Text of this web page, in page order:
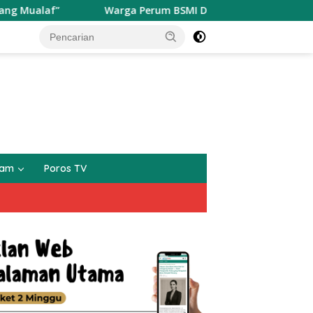
Warga Perum BSMI Digegerakan Datangnya Seekor
Poros TV